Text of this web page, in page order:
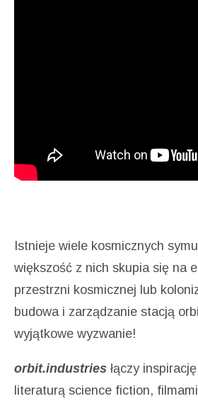
Istnieje wiele kosmicznych
większość z nich skupia się na
przestrzni kosmicznej lub
budowa i zarządzanie stacją
wyjątkowe wyzwanie!
orbit.industries łączy
literaturą science fiction,